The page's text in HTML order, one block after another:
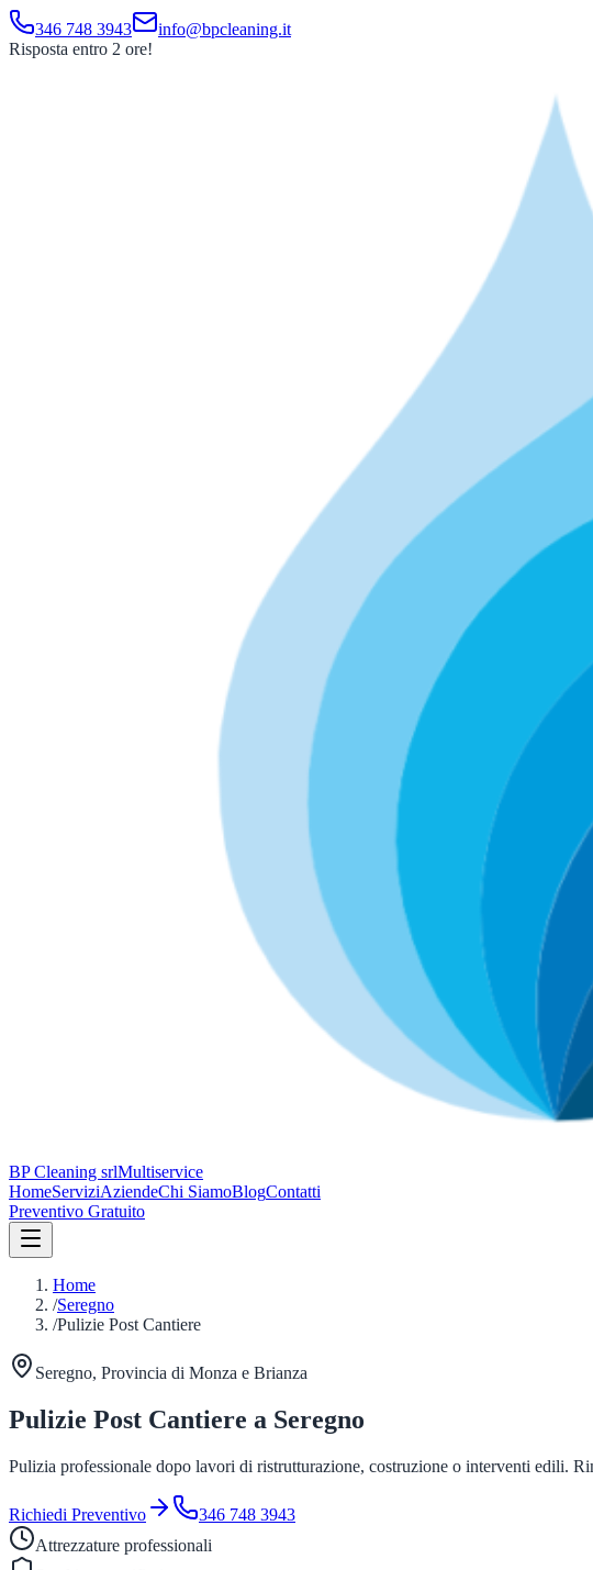
346 748 3943
info@bpcleaning.it
Risposta entro 2 ore!
BP Cleaning srlMultiservice
HomeServiziAziendeChi SiamoBlogContatti
Preventivo Gratuito
Home
/Seregno
/Pulizie Post Cantiere
Seregno, Provincia di Monza e Brianza
Pulizie Post Cantiere a Seregno
Pulizia professionale dopo lavori di ristrutturazione, costruzione o interventi edili.
Richiedi Preventivo
346 748 3943
Attrezzature professionali